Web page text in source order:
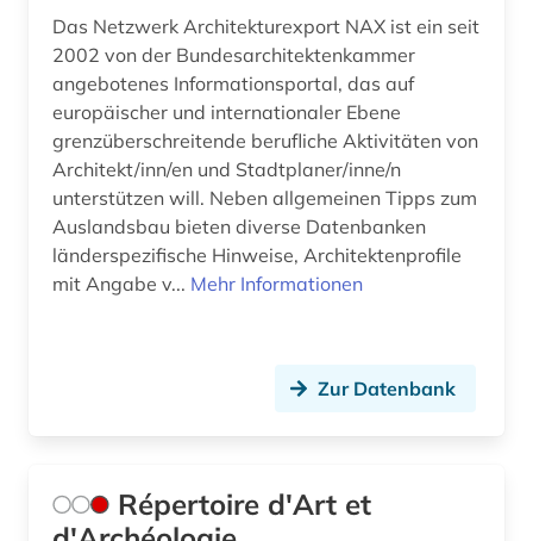
marseille (1)
materialwissenschaft (1)
mathematik (1)
medien (2)
medienkunst (1)
museologie (1)
Das Netzwerk Architekturexport NAX ist ein seit
2002 von der Bundesarchitektenkammer
angebotenes Informationsportal, das auf
europäischer und internationaler Ebene
grenzüberschreitende berufliche Aktivitäten von
Architekt/inn/en und Stadtplaner/inne/n
unterstützen will. Neben allgemeinen Tipps zum
Auslandsbau bieten diverse Datenbanken
länderspezifische Hinweise, Architektenprofile
mit Angabe v... Mehr Informationen
Zur Datenbank
Répertoire d'Art et